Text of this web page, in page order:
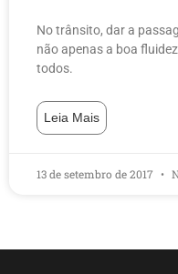
No trânsito, dar a
não apenas a boa
todos.
Leia Mais
13 de setembro de 2017